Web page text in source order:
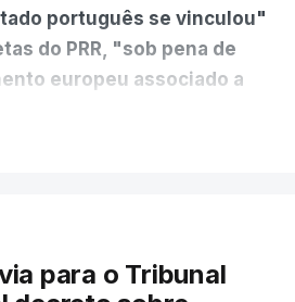
português se vinculou"
do PRR, "sob pena de
europeu associado a
mais justo e transparente".
reduzir burocracias,
para o Tribunal